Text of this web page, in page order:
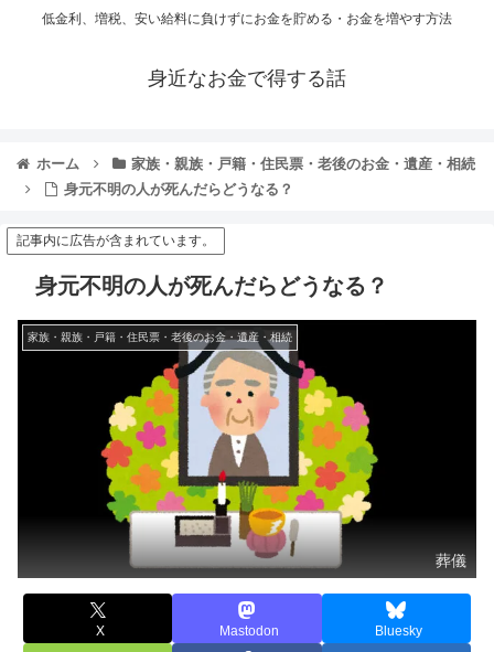
低金利、増税、安い給料に負けずにお金を貯める・お金を増やす方法
身近なお金で得する話
ホーム
家族・親族・戸籍・住民票・老後のお金・遺産・相続
身元不明の人が死んだらどうなる？
記事内に広告が含まれています。
身元不明の人が死んだらどうなる？
家族・親族・戸籍・住民票・老後のお金・遺産・相続
葬儀
X Mastodon Bluesky